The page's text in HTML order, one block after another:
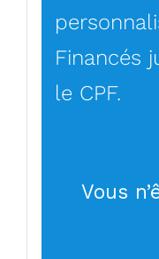
Financés
le CPF.
Vous